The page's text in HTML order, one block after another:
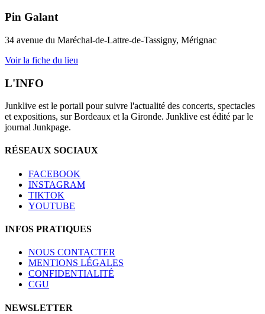
Pin Galant
34 avenue du Maréchal-de-Lattre-de-Tassigny, Mérignac
Voir la fiche du lieu
L'INFO
Junklive est le portail pour suivre l'actualité des concerts, spectacles
et expositions, sur Bordeaux et la Gironde. Junklive est édité par le
journal Junkpage.
RÉSEAUX SOCIAUX
FACEBOOK
INSTAGRAM
TIKTOK
YOUTUBE
INFOS PRATIQUES
NOUS CONTACTER
MENTIONS LÉGALES
CONFIDENTIALITÉ
CGU
NEWSLETTER